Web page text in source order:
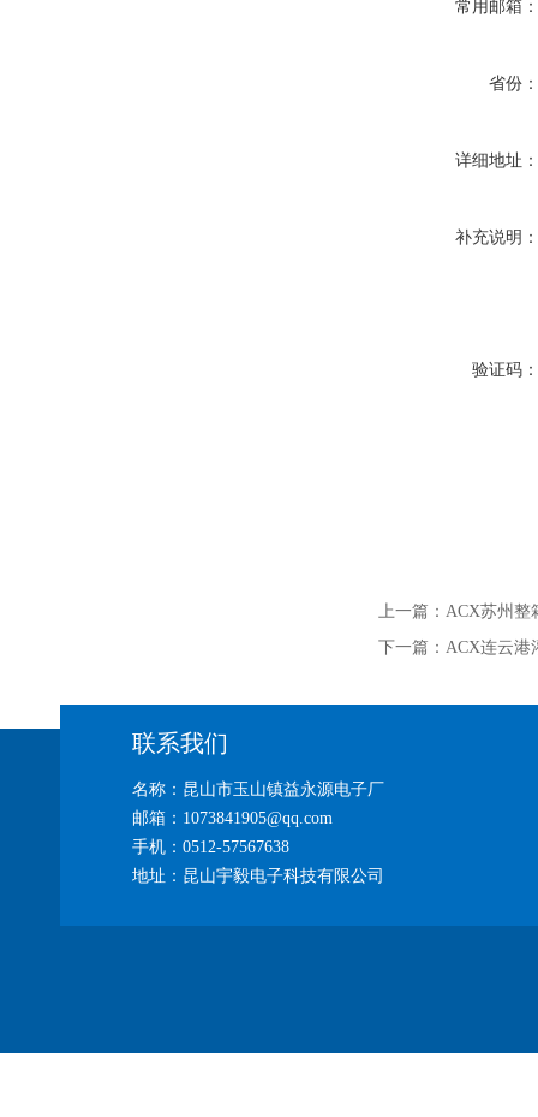
常用邮箱：
省份：
详细地址：
补充说明：
验证码：
上一篇： ACX苏州整
下一篇： ACX连云港
联系我们
名称：昆山市玉山镇益永源电子厂
邮箱：1073841905@qq.com
手机：0512-57567638
地址：昆山宇毅电子科技有限公司